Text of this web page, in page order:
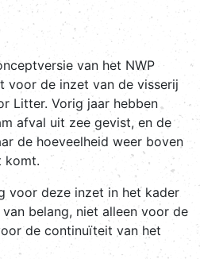
van het NWP
voor de inzet van de visserij
Litter. Vorig jaar hebben
afval uit zee gevist, en de
de hoeveelheid weer boven
komt.
voor deze inzet in het kader
belang, niet alleen voor de
de continuïteit van het